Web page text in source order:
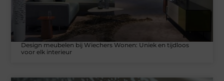
Design meubelen bij Wiechers Wonen: Uniek en tijdloos
voor elk interieur